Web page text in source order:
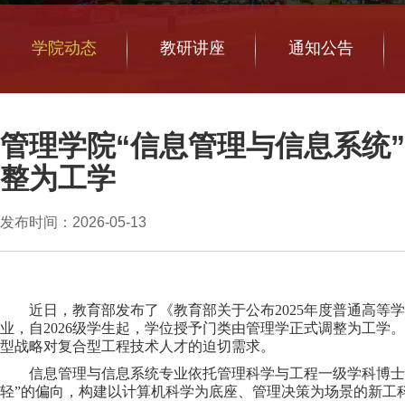
学院动态 教研讲座 通知公告
管理学院“信息管理与信息系
整为工学
发布时间：2026-05-13
近日，教育部发布了《教育部关于公布2025年度普通高等
业，自2026级学生起，学位授予门类由管理学正式调整为工学。
型战略对复合型工程技术人才的迫切需求。
信息管理与信息系统专业依托管理科学与工程一级学科博
轻”的偏向，构建以计算机科学为底座、管理决策为场景的新